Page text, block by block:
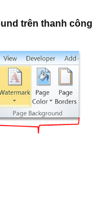
trên thanh công